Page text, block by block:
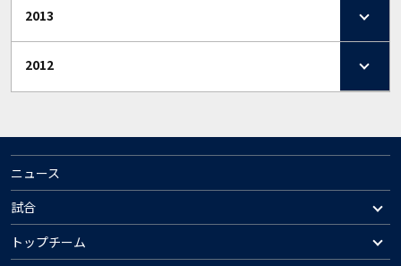
2013
2012
ニュース
試合
トップチーム